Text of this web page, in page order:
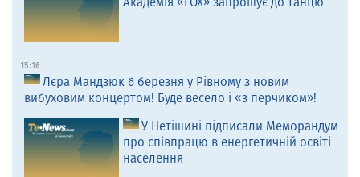
15:16
Лєра Мандзюк 6 березня у Рівному з новим
вибуховим концертом! Буде весело і «з перчиком»!
У Нетішині підписали Меморандум
про співпрацю в енергетичній освіті
населення